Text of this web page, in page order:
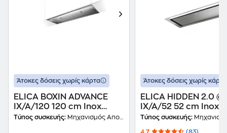
Άτοκες δόσεις χωρίς κάρτα
ELICA BOXIN ADVANCE
IX/A/120 120 cm Inox
Μηχανισμός
Τύπος συσκευής: Μηχανισμός Απορρόφησης
Άτοκες δόσεις χωρίς κάρτα
ELICA HIDDEN 2.0 @
IX/A/52 52 cm Inox
Μηχανισμός
Τύπος συσκευής: Μηχανισμός